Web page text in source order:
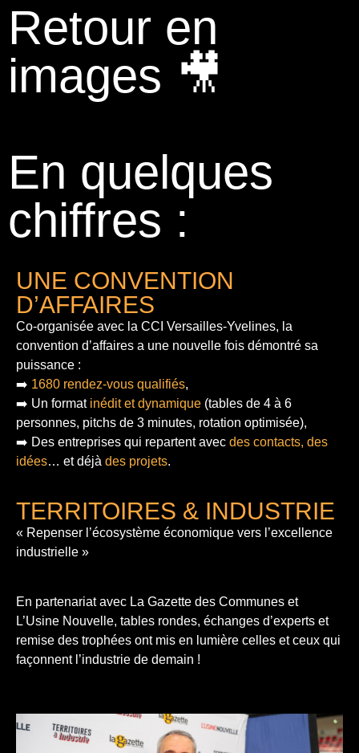
Retour en
images 🎥
En quelques
chiffres :
UNE CONVENTION
D’AFFAIRES
Co-organisée avec la CCI Versailles-Yvelines, la
convention d’affaires a une nouvelle fois démontré sa
puissance :
➡️ 1680 rendez-vous qualifiés,
➡️ Un format inédit et dynamique (tables de 4 à 6
personnes, pitchs de 3 minutes, rotation optimisée),
➡️ Des entreprises qui repartent avec des contacts, des
idées… et déjà des projets.
TERRITOIRES & INDUSTRIE
« Repenser l’écosystème économique vers l’excellence
industrielle »
En partenariat avec La Gazette des Communes et
L’Usine Nouvelle, tables rondes, échanges d’experts et
remise des trophées ont mis en lumière celles et ceux qui
façonnent l’industrie de demain !